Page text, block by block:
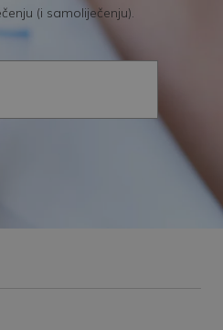
(i samoliječenju).